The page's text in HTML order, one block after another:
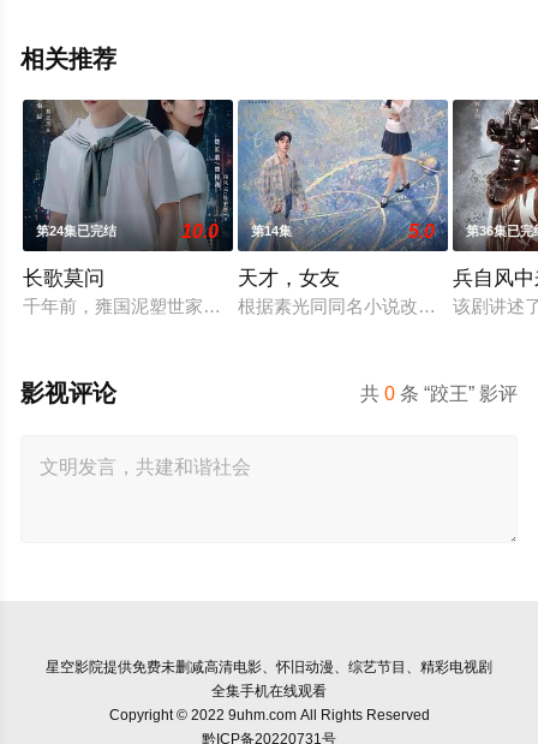
相关推荐
第24集已完结 10.0
长歌莫问
千年前，雍国泥塑世家楚门因进贡的“十二生肖”离奇流血炸裂
第14集 5.0
天才，女友
根据素光同同名小说改编。江逾白长
第36集已完
兵自风
该剧讲述
共0 条 “跤王” 影评
影视评论
星空影院提供免费未删减高清电影、怀旧动漫、综艺节目、精彩电视剧
全集手机在线观看
Copyright © 2022 9uhm.com All Rights Reserved
黔ICP备20220731号